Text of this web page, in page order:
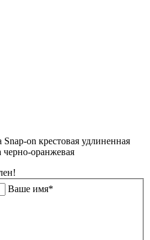
on крестовая удлиненная
оранжевая
Ваше имя*